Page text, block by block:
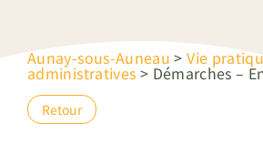
Aunay-sous-Auneau >Vie
administratives > Démarches –
Retour